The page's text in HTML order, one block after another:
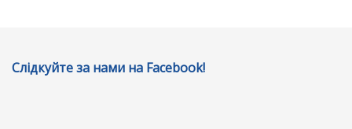
Слідкуйте за нами на Facebook!